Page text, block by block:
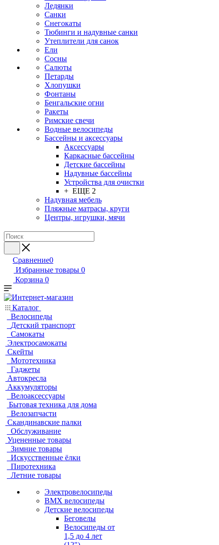
Ледянки
Санки
Снегокаты
Тюбинги и надувные санки
Утеплители для санок
Ели
Сосны
Салюты
Петарды
Хлопушки
Фонтаны
Бенгальские огни
Ракеты
Римские свечи
Водные велосипеды
Бассейны и аксессуары
Аксессуары
Каркасные бассейны
Детские бассейны
Надувные бассейны
Устройства для очистки
+ ЕЩЕ 2
Надувная мебель
Пляжные матрасы, круги
Центры, игрушки, мячи
Сравнение0
Избранные товары 0
Корзина 0
Каталог
Велосипеды
Детский транспорт
Самокаты
Электросамокаты
Скейты
Мототехника
Гаджеты
Автокресла
Аккумуляторы
Велоаксессуары
Бытовая техника для дома
Велозапчасти
Скандинавские палки
Обслуживание
Уцененные товары
Зимние товары
Искусственные ёлки
Пиротехника
Летние товары
Электровелосипеды
BMX велосипеды
Детские велосипеды
Беговелы
Велосипеды от
1,5 до 4 лет